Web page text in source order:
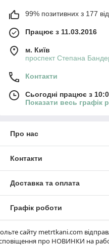
сайту metrtkani.com
про НОВИНКИ на
99% позитивних з 177
Працює з 11.03.2016
м. Київ
проспект Степана
Контакти
Сьогодні працює з
Показати весь графік
Про нас
Контакти
Доставка та оплата
Графік роботи
Повна версія сайту